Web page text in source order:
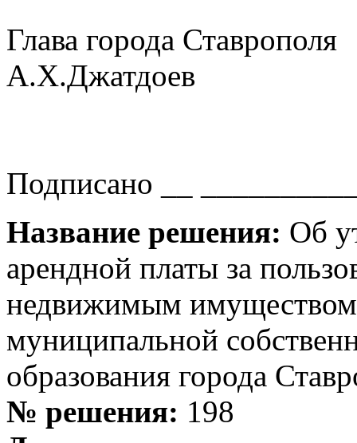
Глава
А.Х.Джатдоев
Подписано __
Название решения: Об
арендной платы за
недвижимым
муниципальной
образования города
№ решения: 198